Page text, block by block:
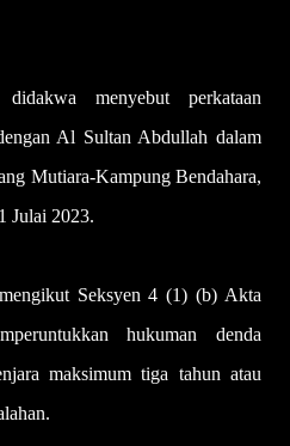
menyebut perkataan
Al Sultan Abdullah dalam
Mutiara-Kampung Bendahara,
Julai 2023.
Seksyen 4 (1) (b) Akta
hukuman denda
maksimum tiga tahun atau